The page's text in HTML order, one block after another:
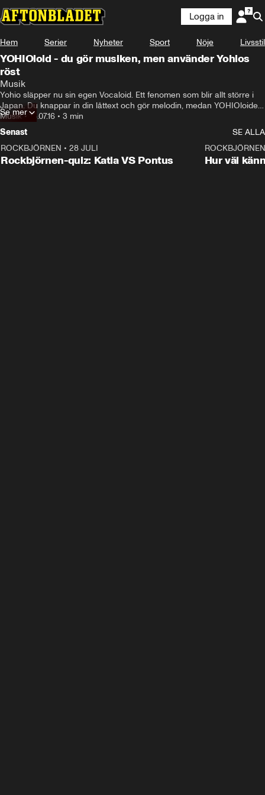
Logga in
Hem Serier Nyheter Sport Nöje Livsstil
YOHIOloid - du gör musiken, men använder Yohios
röst
Musik
Yohio släpper nu sin egen Vocaloid. Ett fenomen som blir allt större i
Japan. Du knappar in din låttext och gör melodin, medan YOHIOloiden
sjunger sången
Musik• 18.07.16 • 3 min
Se mer
Senast
SE ALLA
ROCKBJÖRNEN • 28 JULI
Rockbjörnen-quiz: Katia VS Pontus
ROCKBJÖRNEN
Hur väl